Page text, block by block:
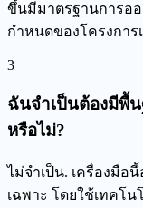
ขึ้นมีมาตรฐานการอ
กำหนดของโครงการ
3
ฉันจำเป็นต้องมีพื้
หรือไม่?
ไม่จำเป็น. เครื่องมือ
เฉพาะ โดยใช้เทคโ